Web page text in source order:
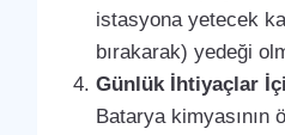
istasyona yetecek
bırakarak) yedeği
Günlük İhtiyaçlar
Batarya kimyasının